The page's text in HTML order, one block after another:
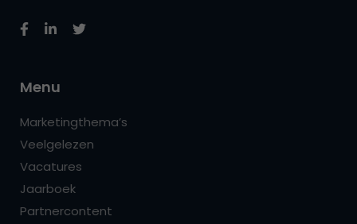
Menu
Marketingthema’s
Veelgelezen
Vacatures
Jaarboek
Partnercontent